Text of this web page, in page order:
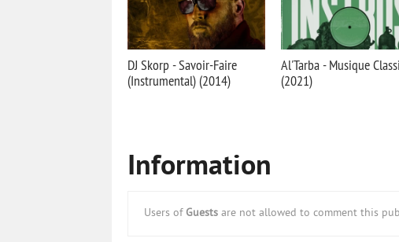
DJ Skorp - Savoir-Faire
(Instrumental) (2014)
Al'Tarba - Musique
(2021)
Information
Users of Guests are not allowed to comment this